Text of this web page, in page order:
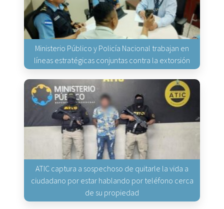
Ministerio Público y Policía Nacional trabajan en
líneas estratégicas conjuntas contra la extorsión
ATIC captura a sospechoso de quitarle la vida a
ciudadano por estar hablando por teléfono cerca
de su propiedad